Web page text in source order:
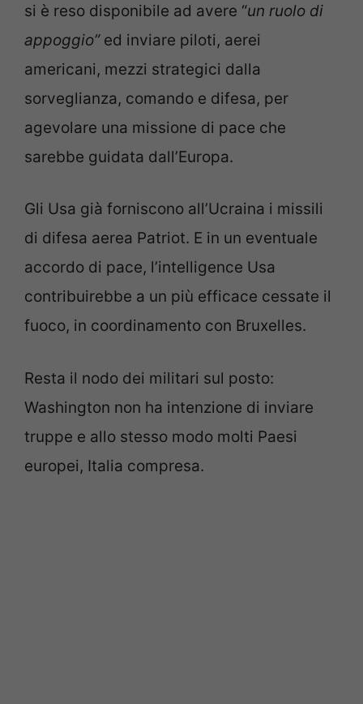
si è reso disponibile ad avere “un ruolo di
appoggio” ed inviare piloti, aerei
americani, mezzi strategici dalla
sorveglianza, comando e difesa, per
agevolare una missione di pace che
sarebbe guidata dall’Europa.
Gli Usa già forniscono all’Ucraina i missili
di difesa aerea Patriot. E in un eventuale
accordo di pace, l’intelligence Usa
contribuirebbe a un più efficace cessate il
fuoco, in coordinamento con Bruxelles.
Resta il nodo dei militari sul posto:
Washington non ha intenzione di inviare
truppe e allo stesso modo molti Paesi
europei, Italia compresa.